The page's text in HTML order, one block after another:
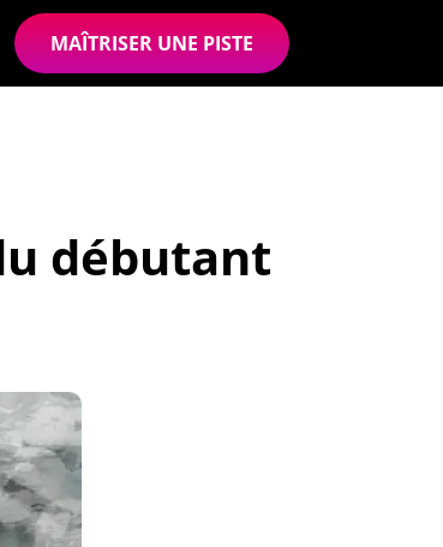
MAÎTRISER UNE PISTE
débutant